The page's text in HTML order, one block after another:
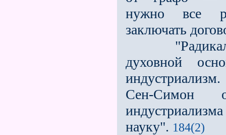
нужно всe
заключать
духовной
Сен-Симон
науку". 184(2)